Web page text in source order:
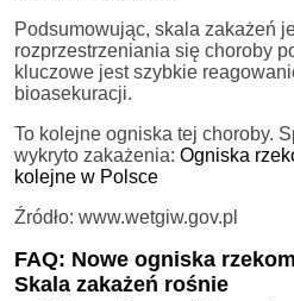
Podsumowując, skala zakażeń
rozprzestrzeniania się choroby
kluczowe jest szybkie
bioasekuracji.
To kolejne ogniska tej choroby.
wykryto zakażenia: Ogniska
kolejne w Polsce
Źródło: www.wetgiw.gov.pl
FAQ: Nowe ogniska
Skala zakażeń rośnie